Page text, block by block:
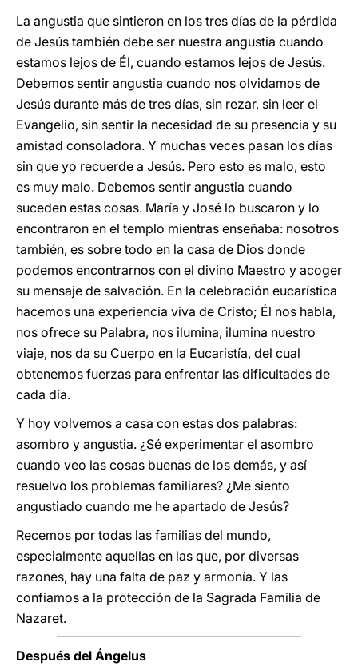
La angustia que sintieron en los tres días de la pérdida
de Jesús también debe ser nuestra angustia cuando
estamos lejos de Él, cuando estamos lejos de Jesús.
Debemos sentir angustia cuando nos olvidamos de
Jesús durante más de tres días, sin rezar, sin leer el
Evangelio, sin sentir la necesidad de su presencia y su
amistad consoladora. Y muchas veces pasan los días
sin que yo recuerde a Jesús. Pero esto es malo, esto
es muy malo. Debemos sentir angustia cuando
suceden estas cosas. María y José lo buscaron y lo
encontraron en el templo mientras enseñaba: nosotros
también, es sobre todo en la casa de Dios donde
podemos encontrarnos con el divino Maestro y acoger
su mensaje de salvación. En la celebración eucarística
hacemos una experiencia viva de Cristo; Él nos habla,
nos ofrece su Palabra, nos ilumina, ilumina nuestro
viaje, nos da su Cuerpo en la Eucaristía, del cual
obtenemos fuerzas para enfrentar las dificultades de
cada día.
Y hoy volvemos a casa con estas dos palabras:
asombro y angustia. ¿Sé experimentar el asombro
cuando veo las cosas buenas de los demás, y así
resuelvo los problemas familiares? ¿Me siento
angustiado cuando me he apartado de Jesús?
Recemos por todas las familias del mundo,
especialmente aquellas en las que, por diversas
razones, hay una falta de paz y armonía. Y las
confiamos a la protección de la Sagrada Familia de
Nazaret.
Después del Ángelus